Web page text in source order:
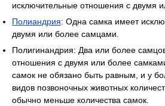
исключительные отношения с двумя
Полиандрия: Одна самка имеет
двумя или более самцами.
Полигинандрия: Два или более
отношения с двумя или более
самок не обязано быть равным, и у
видов позвоночных животных
обычно меньше количества самок.